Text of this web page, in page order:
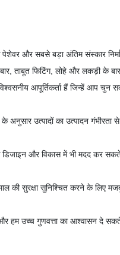
और सबसे बड़ा अंतिम संस्कार
ताबूत फिटिंग, लोहे और लकड़ी के
आपूर्तिकर्ता हैं जिन्हें आप चुन
अनुसार उत्पादों का उत्पादन
डिजाइन और विकास में भी मदद कर
की सुरक्षा सुनिश्चित करने के लिए
और हम उच्च गुणवत्ता का आश्वासन दे